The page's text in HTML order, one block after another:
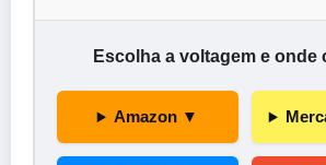
Escolha a voltagem e onde
Amazon ▼